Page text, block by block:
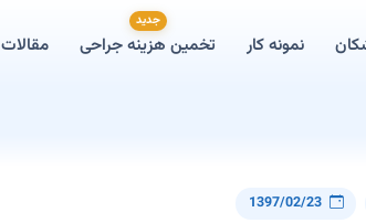
نمونه کار
جدید
تخمین هزینه جراحی مقالات
1397/02/23